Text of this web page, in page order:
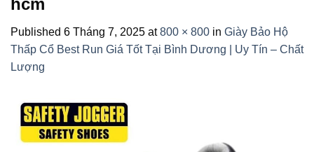
hcm
Published 6 Tháng 7, 2025 at800 × 800 in Giày Bảo Hộ
Thấp Cổ Best Run Giá Tốt Tại Bình Dương | Uy Tín – Chất
Lượng